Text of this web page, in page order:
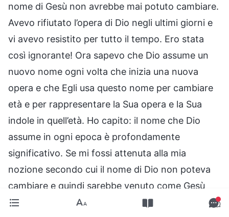
nome di Gesù non avrebbe mai potuto cambiare.
Avevo rifiutato l’opera di Dio negli ultimi giorni e
vi avevo resistito per tutto il tempo. Ero stata
così ignorante! Ora sapevo che Dio assume un
nuovo nome ogni volta che inizia una nuova
opera e che Egli usa questo nome per cambiare
età e per rappresentare la Sua opera e la Sua
indole in quell’età. Ho capito: il nome che Dio
assume in ogni epoca è profondamente
significativo. Se mi fossi attenuta alla mia
nozione secondo cui il nome di Dio non poteva
cambiare e quindi sarebbe venuto come Gesù
negli ultimi giorni, come avrebbe fatto l’opera di